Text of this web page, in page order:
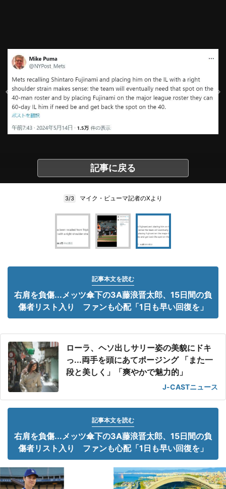
記事に戻る
3/3 マイク・ピューマ記者のXより
記事本文を読む
右肩を負傷...メッツ傘下の3A藤浪晋太郎、15日間の負
傷者リスト入り ファンも心配「1日も早い回復を」
ローラ、ヘソ出しサリー姿の美貌にドキ
っ...両手を頭にあてポージング 「また一
段と美しく」「爽やかで魅力的」
J-CASTニュース
記事本文を読む
右肩を負傷...メッツ傘下の3A藤浪晋太郎、15日間の負
傷者リスト入り ファンも心配「1日も早い回復を」